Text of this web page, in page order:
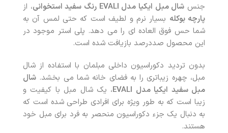
جنس شال مبل ایکیا مدل EVALI رنگ سفید استخوانی
، از
پارچه بوکله بسیار نرم و لطیف است که حتی لمس آن به
شما حس فوق العاده ای را می دهد. پلی استر موجود در
این محصول صددرصد بازیافت شده است.
بدون تردید دکوراسیون داخلی مبلمان با استفاده از شال
مبل، چهره زیباتری را به فضای خانه شما می بخشد. شال
مبل سفید ایکیا مدل EVALI
، یک شال مبل با کیفیت و
زیبا است که به طور ویژه برای افرادی طراحی شده است که
به دنبال یک جزء دکوراسیون منحصر به فرد برای مبل خود
هستند.